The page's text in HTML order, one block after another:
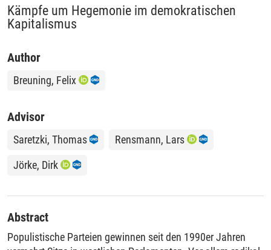
Kämpfe um Hegemonie im demokratischen
Kapitalismus
Author
Breuning, Felix
Advisor
Saretzki, Thomas
Rensmann, Lars
Jörke, Dirk
Abstract
Populistische Parteien gewinnen seit den 1990er Jahren